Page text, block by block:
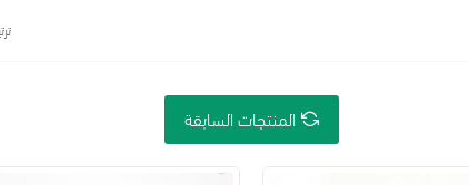
المنتجات السابقة